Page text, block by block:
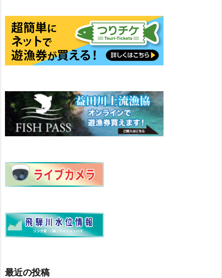
最近の投稿